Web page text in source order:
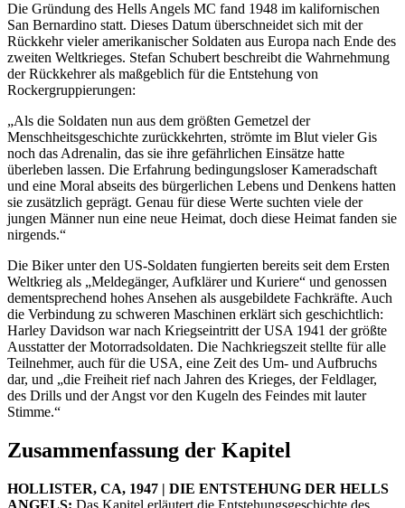
Die Gründung des Hells Angels MC fand 1948 im kalifornischen
San Bernardino statt. Dieses Datum überschneidet sich mit der
Rückkehr vieler amerikanischer Soldaten aus Europa nach Ende des
zweiten Weltkrieges. Stefan Schubert beschreibt die Wahrnehmung
der Rückkehrer als maßgeblich für die Entstehung von
Rockergruppierungen:
„Als die Soldaten nun aus dem größten Gemetzel der
Menschheitsgeschichte zurückkehrten, strömte im Blut vieler Gis
noch das Adrenalin, das sie ihre gefährlichen Einsätze hatte
überleben lassen. Die Erfahrung bedingungsloser Kameradschaft
und eine Moral abseits des bürgerlichen Lebens und Denkens hatten
sie zusätzlich geprägt. Genau für diese Werte suchten viele der
jungen Männer nun eine neue Heimat, doch diese Heimat fanden sie
nirgends.“
Die Biker unter den US-Soldaten fungierten bereits seit dem Ersten
Weltkrieg als „Meldegänger, Aufklärer und Kuriere“ und genossen
dementsprechend hohes Ansehen als ausgebildete Fachkräfte. Auch
die Verbindung zu schweren Maschinen erklärt sich geschichtlich:
Harley Davidson war nach Kriegseintritt der USA 1941 der größte
Ausstatter der Motorradsoldaten. Die Nachkriegszeit stellte für alle
Teilnehmer, auch für die USA, eine Zeit des Um- und Aufbruchs
dar, und „die Freiheit rief nach Jahren des Krieges, der Feldlager,
des Drills und der Angst vor den Kugeln des Feindes mit lauter
Stimme.“
Zusammenfassung der Kapitel
HOLLISTER, CA, 1947 | DIE ENTSTEHUNG DER HELLS
ANGELS: Das Kapitel erläutert die Entstehungsgeschichte des